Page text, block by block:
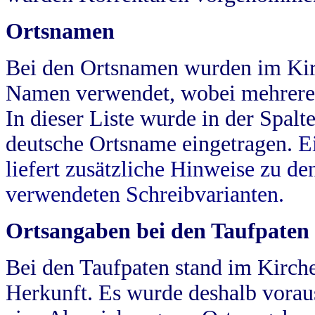
Ortsnamen
Bei den Ortsnamen wurden im
Namen verwendet, wobei
In dieser Liste wurde in der
deutsche Ortsname eingetragen.
liefert zusätzliche Hinweise zu
verwendeten Schreibvarianten.
Ortsangaben bei den Taufpaten
Bei den Taufpaten stand im
Herkunft. Es wurde deshalb